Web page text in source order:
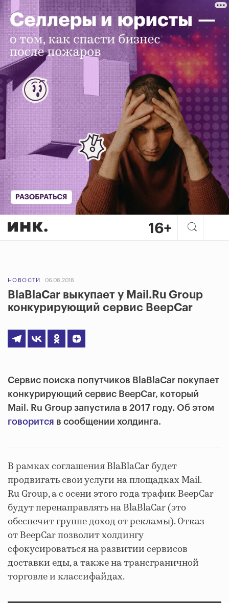
НОВОСТИ 06.08.2018
BlaBlaCar выкупает у Mail.Ru Group
конкурирующий сервис BeepCar
Сервис поиска попутчиков BlaBlaCar покупает
конкурирующий сервис BeepCar, который
Mail. Ru Group запустила в 2017 году. Об этом
говорится в сообщении холдинга.
В рамках соглашения BlaBlaCar будет
продвигать свои услуги на площадках Mail.
Ru Group, а с осени этого года трафик BeepCar
будут перенаправлять на BlaBlaCar (это
обеспечит группе доход от рекламы). Отказ
от BeepCar позволит холдингу
сфокусироваться на развитии сервисов
доставки еды, а также на трансграничной
торговле и классифайдах.